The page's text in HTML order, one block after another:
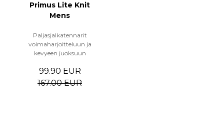
Primus Lite Knit
Mens
Paljasjalkatennarit
voimaharjoitteluun ja
kevyeen juoksuun
99.90 EUR
167.00 EUR